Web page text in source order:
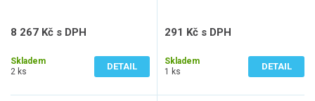
8 267 Kč s DPH
Skladem
2 ks
DETAIL
291 Kč s DPH
Skladem
1 ks
DETAIL